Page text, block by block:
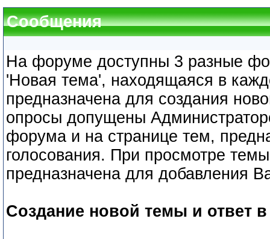
Сообщения
На форуме доступны 3 разные
'Новая тема', находящаяся в
предназначена для создания
опросы допущены
форума и на странице тем,
голосования. При просмотре
предназначена для добавления
Создание новой темы и ответ в